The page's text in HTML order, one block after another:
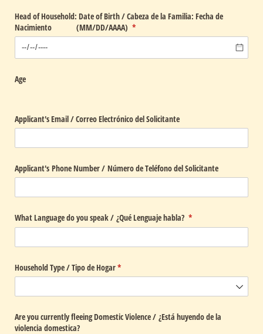
Head of Household: Date of Birth /​ Cabeza de la Familia: Fecha de
Nacimiento (MM/​DD/​AAAA) *
(required)
Age
Applicant's Email /​ Correo Electrónico del Solicitante
Applicant's Phone Number /​ Número de Teléfono del Solicitante
What Language do you speak /​ ¿Qué Lenguaje habla? *
(required)
Household Type /​ Tipo de Hogar*
(required)
Are you currently fleeing Domestic Violence /​ ¿Está huyendo de la
violencia domestica?